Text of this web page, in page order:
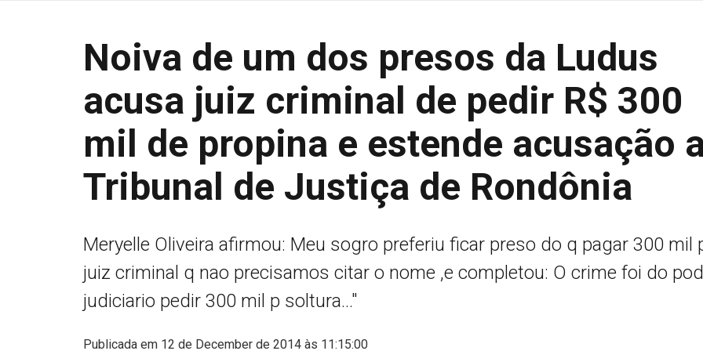
Noiva de um dos presos da Ludus
acusa juiz criminal de pedir R$ 300
mil de propina e estende acusação
Tribunal de Justiça de Rondônia
Meryelle Oliveira afirmou: Meu sogro preferiu ficar preso do q pagar 300 mil
juiz criminal q nao precisamos citar o nome ,e completou: O crime foi do
judiciario pedir 300 mil p soltura..."
Publicada em 12 de December de 2014 às 11:15:00